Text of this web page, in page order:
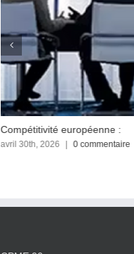
Compétitivité européenne :
avril 30th, 2026 0 commentaire